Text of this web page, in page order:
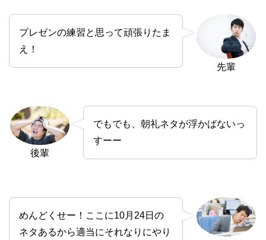
先輩
プレゼンの練習と思って頑張りたま
え！
後輩
でもでも、朝礼ネタが浮かばないっ
すーー
めんどくせー！ここに10月24日の
ネタあるから適当にそれなりにやり